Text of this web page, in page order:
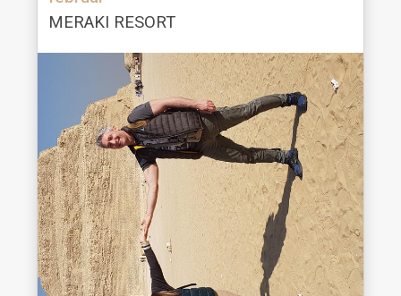
MERAKI RESORT